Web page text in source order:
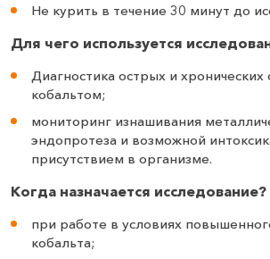
Не курить в течение 30 минут до
Для чего используется
Диагностика острых и
кобальтом;
мониторинг изнашивания
эндопротеза и возможной
присутствием в организме.
Когда назначается исследование?
при работе в условиях
кобальта;